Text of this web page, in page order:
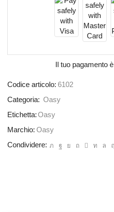
Il tuo pagamento è
Codice articolo: 6102
Categoria: Oasy
Etichetta:Oasy
Marchio: Oasy
Condividere: